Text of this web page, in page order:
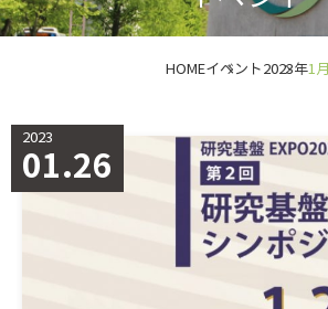
HOMEイベント2023年1月
2023
01.26